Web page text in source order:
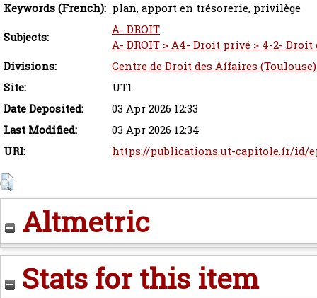
Keywords (French): plan, apport en trésorerie, privilège
Subjects:
A- DROIT
A- DROIT > A4- Droit privé > 4-2-
Divisions:
Centre de Droit des Affaires (Toulouse)
Site:
UT1
Date Deposited:
03 Apr 2026 12:33
Last Modified:
03 Apr 2026 12:34
URI:
https://publications.ut-capitole.fr/id/
Altmetric
Stats for this item